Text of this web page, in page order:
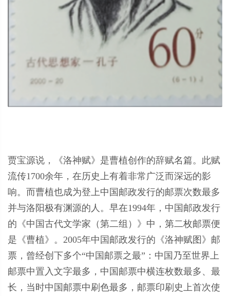
贾宝源说，《洛神赋》是曹植创作的辞赋名篇。此赋
流传1700余年，在历史上有着非常广泛而深远的影
响。而曹植也成为登上中国邮政发行的邮票次数最多
并与洛阳极有渊源的人。早在1994年，中国邮政发行
的《中国古代文学家（第二组）》中，第二枚邮票便
是《曹植》。2005年中国邮政发行的《洛神赋图》邮
票，曾经创下多个“中国邮票之最”：中国乃至世界上
邮票中置入文字最多，中国邮票中横连枚数最多、最
长，当时中国邮票中刷色最多，邮票印刷史上首次使